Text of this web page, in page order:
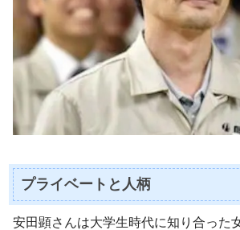
プライベートと人柄
安田顕さんは大学生時代に知り合った